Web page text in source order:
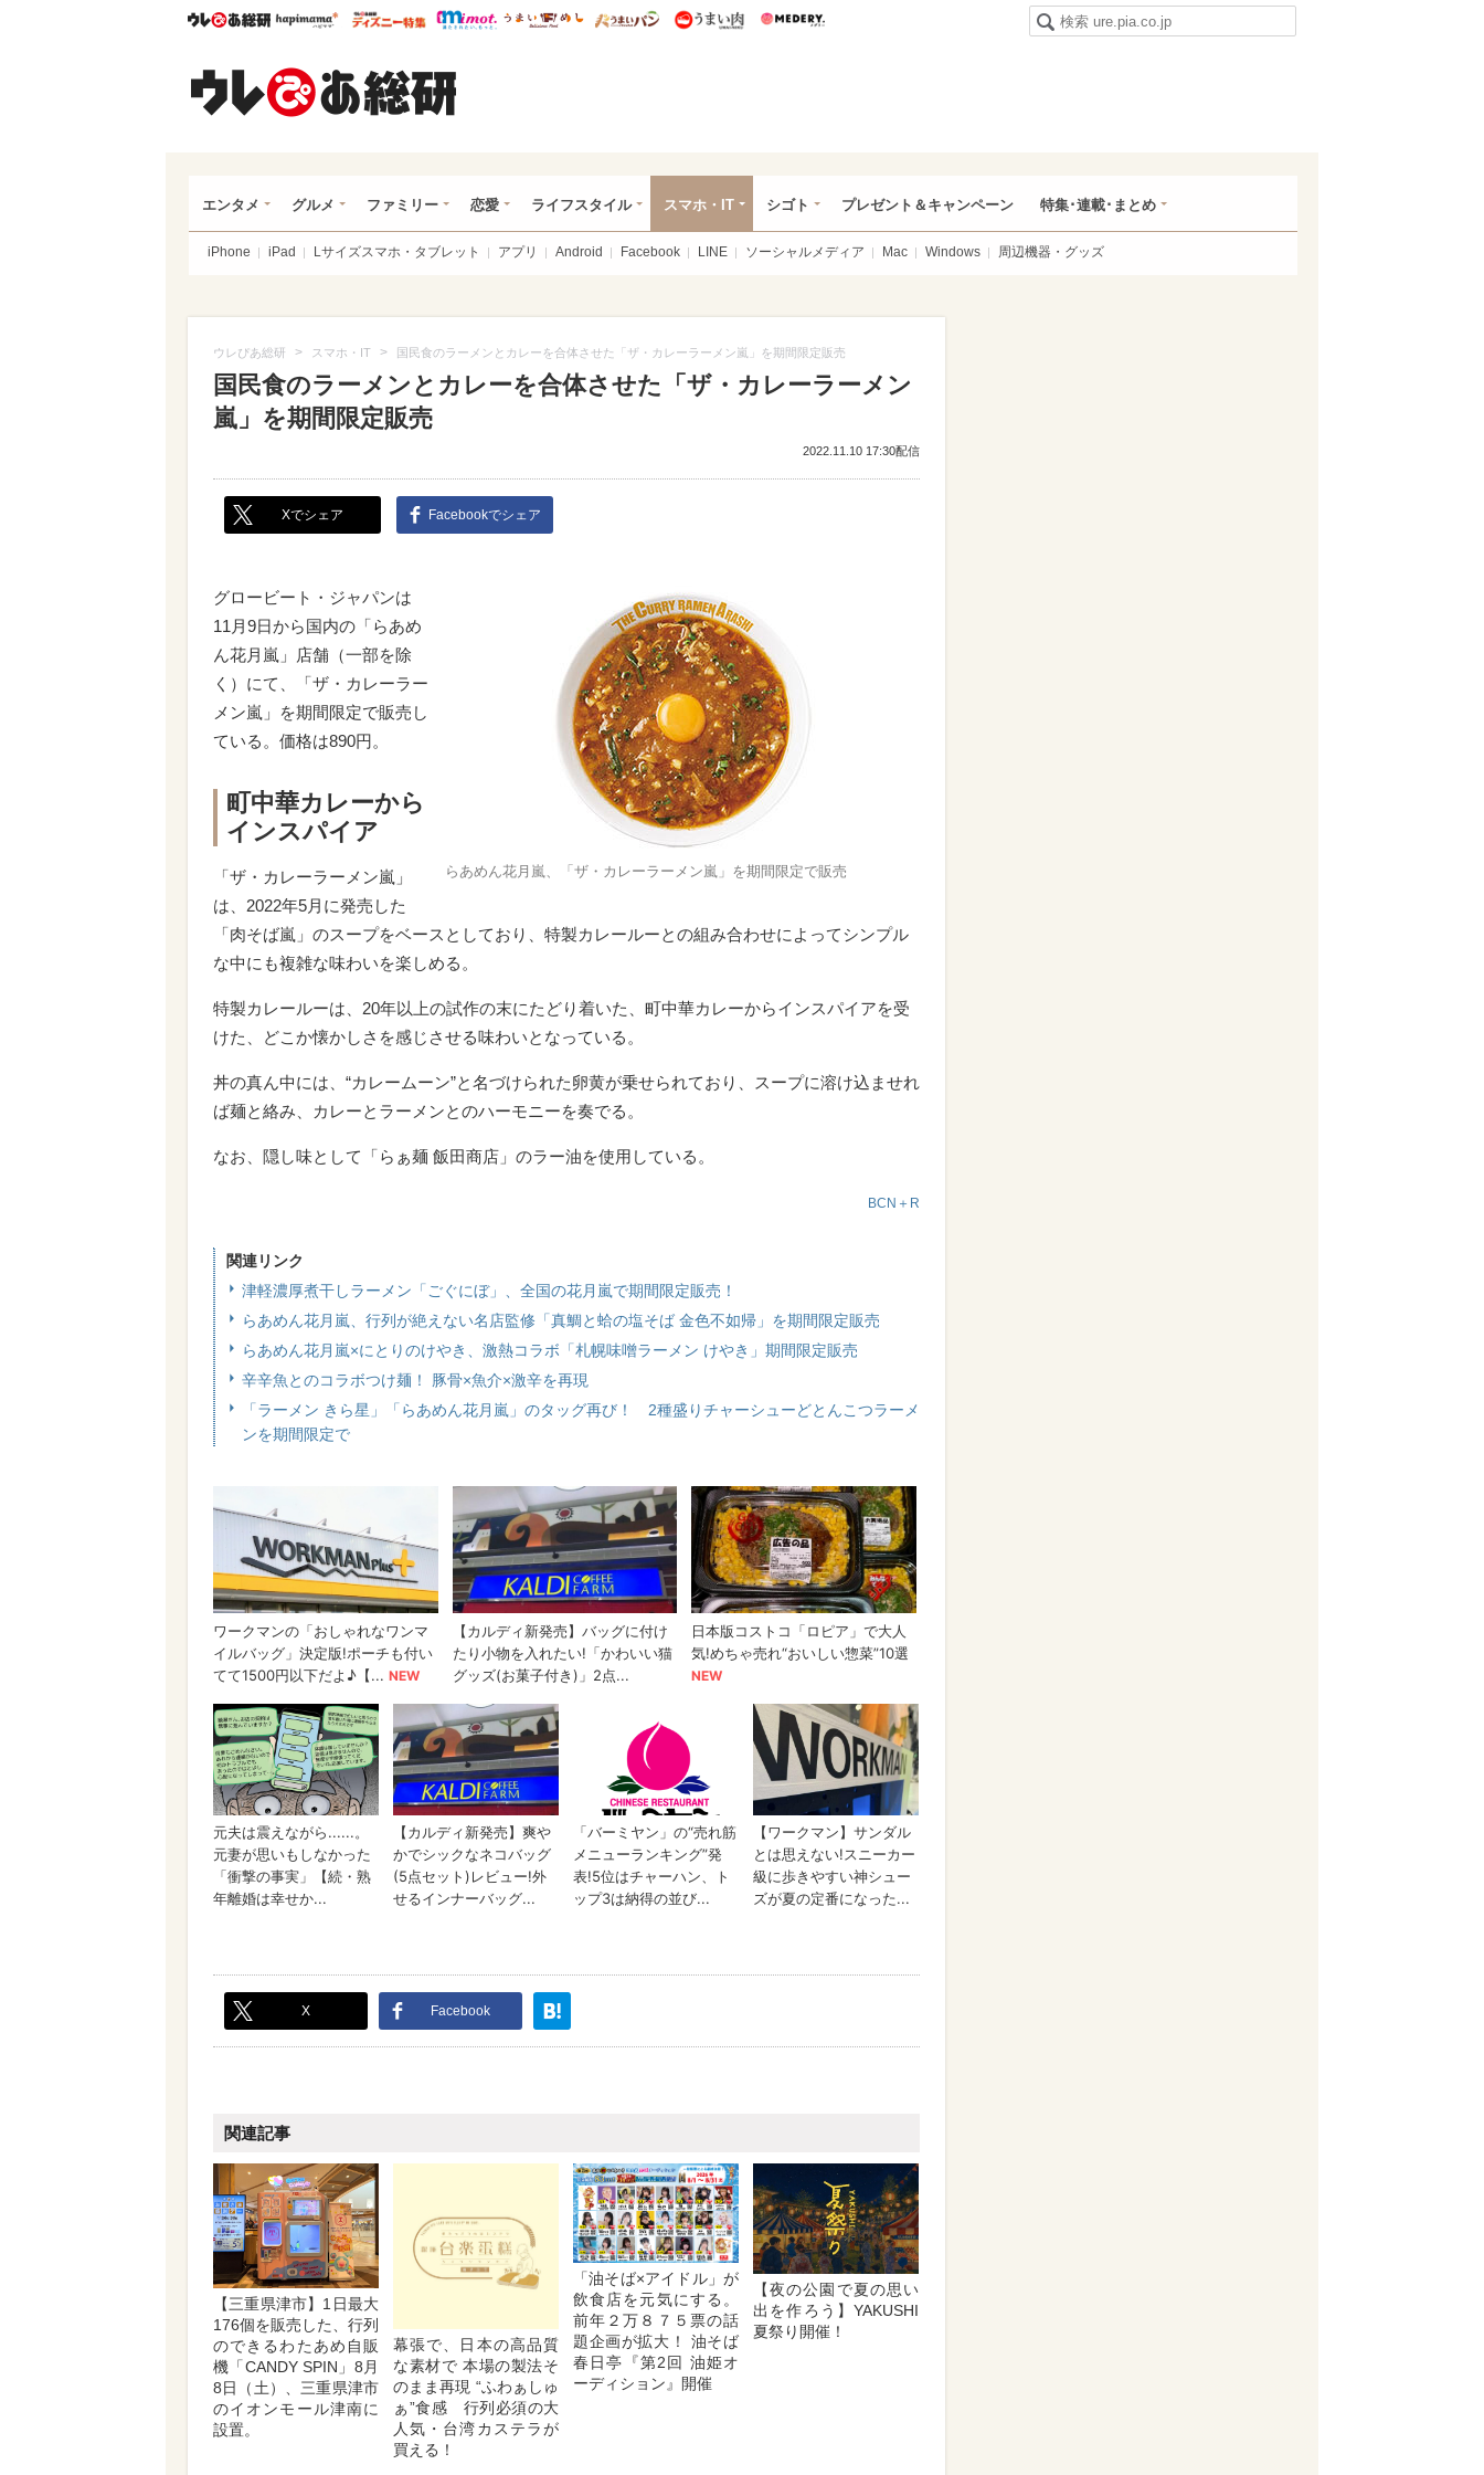
ウレぴあ総研ハピママ* ウレぴあ総研 ディズニー特集
mimot. うまいめし うまいパン うまい肉
エンタメ グルメ ファミリー 恋愛 ライフスタイル スマホ・IT シゴト プレゼント＆キャンペーン 特集･連載･まとめ
iPhone iPad Lサイズスマホ・タブレット アプリ Android Facebook LINE ソーシャルメディア Mac Windows 周辺機器・グッズ
ウレぴあ総研 > スマホ・IT > 国民食のラーメンとカレーを合体させた「ザ・カレーラーメン嵐」を期間限定販売
国民食のラーメンとカレーを合体させた「ザ・カレーラーメン
嵐」を期間限定販売
2022.11.10 17:30配信
Xでシェア Facebookでシェア
らあめん花月嵐、「ザ・カレーラーメン嵐」を期間限定で販売
グロービート・ジャパンは
11月9日から国内の「らあめ
ん花月嵐」店舗（一部を除
く）にて、「ザ・カレーラー
メン嵐」を期間限定で販売し
ている。価格は890円。
町中華カレーから
インスパイア
「ザ・カレーラーメン嵐」
は、2022年5月に発売した
「肉そば嵐」のスープをベースとしており、特製カレールーとの組み合わせによってシンプル
な中にも複雑な味わいを楽しめる。
特製カレールーは、20年以上の試作の末にたどり着いた、町中華カレーからインスパイアを受
けた、どこか懐かしさを感じさせる味わいとなっている。
丼の真ん中には、“カレームーン”と名づけられた卵黄が乗せられており、スープに溶け込ませれ
ば麺と絡み、カレーとラーメンとのハーモニーを奏でる。
なお、隠し味として「らぁ麺 飯田商店」のラー油を使用している。
BCN＋R
関連リンク
津軽濃厚煮干しラーメン「ごぐにぼ」、全国の花月嵐で期間限定販売！
らあめん花月嵐、行列が絶えない名店監修「真鯛と蛤の塩そば 金色不如帰」を期間限定販売
らあめん花月嵐×にとりのけやき、激熱コラボ「札幌味噌ラーメン けやき」期間限定販売
辛辛魚とのコラボつけ麺！ 豚骨×魚介×激辛を再現
「ラーメン きら星」「らあめん花月嵐」のタッグ再び！ 2種盛りチャーシューどとんこつラーメ
ンを期間限定で
X Facebook
関連記事
【三重県津市】1日最大
176個を販売した、行列
のできるわたあめ自販
機「CANDY SPIN」8月
8日（土）、三重県津市
のイオンモール津南に
設置。
幕張で、日本の高品質
な素材で 本場の製法そ
のまま再現 “ふわぁしゅ
ぁ”食感 行列必須の大
人気・台湾カステラが
買える！
「油そば×アイドル」が
飲食店を元気にする。
前年２万８７５票の話
題企画が拡大！ 油そば
春日亭『第2回 油姫オ
ーディション』開催
【夜の公園で夏の思い
出を作ろう】YAKUSHI
夏祭り開催！